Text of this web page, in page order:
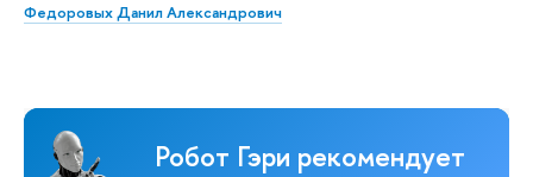
Федоровых Данил Александрович
Робот Гэри рекомендует